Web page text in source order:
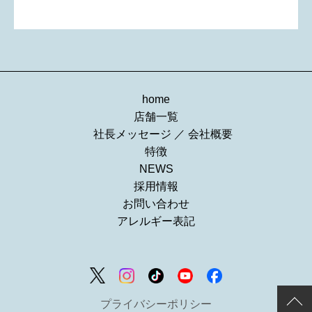
home
店舗一覧
社長メッセージ ／ 会社概要
特徴
NEWS
採用情報
お問い合わせ
アレルギー表記
プライバシーポリシー